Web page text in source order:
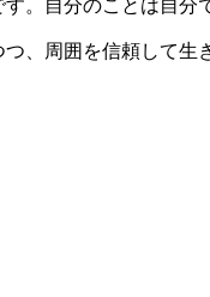
。自分のことは自分
、周囲を信頼して生